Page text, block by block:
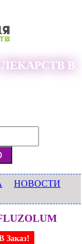
В
НОВОСТИ
Заказ!